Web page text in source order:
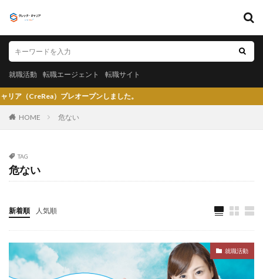
就職活動 転職エージェント 転職サイト
）プレオープンしました。
HOME 危ない
TAG
危ない
新着順 人気順
就職活動
就職活動 転職エージェント 転職サイト
カテゴリー
〇〇力
大手人気企業
大手 就活サイト
就活塾
大卒新卒
履歴書 性格一覧
志望動機